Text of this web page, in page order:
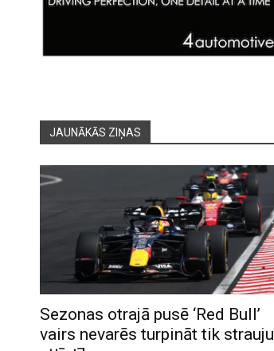
JAUNĀKĀS ZIŅAS
Sezonas otrajā pusē ‘Red Bull’
vairs nevarēs turpināt tik strauju